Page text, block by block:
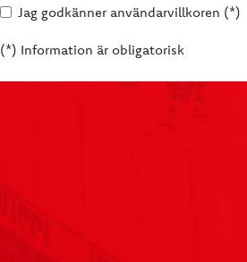
Jag godkänner användarvillkoren (*)
(*) Information är obligatorisk